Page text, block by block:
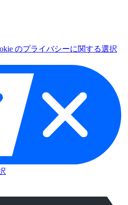
のプライバシーに関する選択